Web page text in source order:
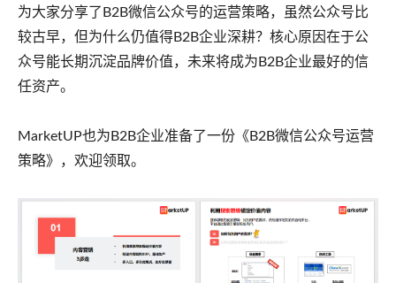
为大家分享了B2B微信公众号的运营策略，虽然公众号比
较古早，但为什么仍值得B2B企业深耕？核心原因在于公
众号能长期沉淀品牌价值，未来将成为B2B企业最好的信
任资产。
MarketUP也为B2B企业准备了一份《B2B微信公众号运营
策略》，欢迎领取。